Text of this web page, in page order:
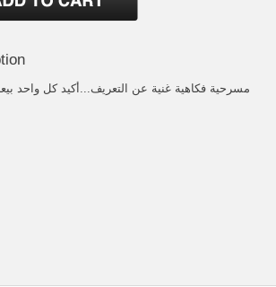
مسرحية فكاهية غنية عن التعريف...أكيد كل واحد